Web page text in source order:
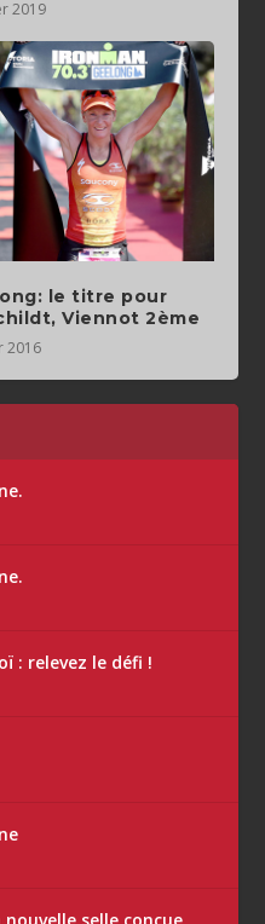
2019
le titre pour
Viennot 2ème
2016
: relevez le défi !
selle conçue